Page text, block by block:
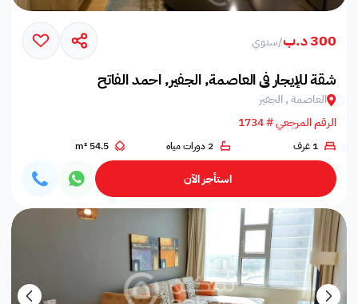
300 د.ب /سنوي
شقة للإيجار في العاصمة, الجفير, احمد الفاتح
العاصمة , الجفير
الرقم المرجعي # 1734
1 غرف 2 دورات مياه 54.5 m²
استأجر الآن